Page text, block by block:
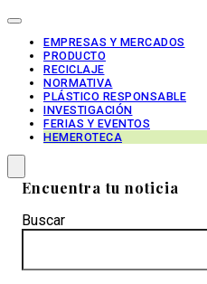
EMPRESAS Y MERCADOS
PRODUCTO
RECICLAJE
NORMATIVA
PLÁSTICO RESPONSABLE
INVESTIGACIÓN
FERIAS Y EVENTOS
HEMEROTECA
Encuentra tu noticia
Buscar